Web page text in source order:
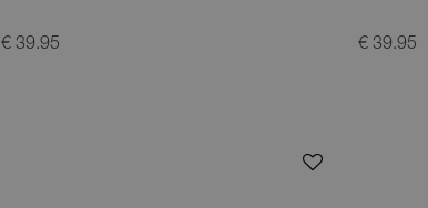
€ 39.95 € 39.95